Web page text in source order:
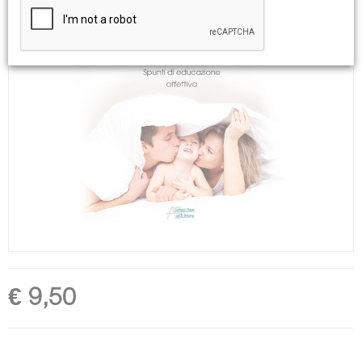
€ 9,50